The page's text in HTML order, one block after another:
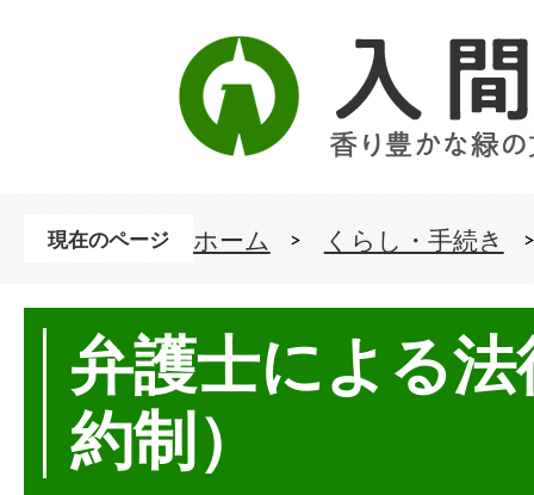
現在のページ ホーム くらし・手続き
弁護士による
約制）